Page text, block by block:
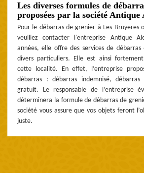
Les diverses formules de
proposées par la société Antique
Pour le débarras de grenier à Les Bruyeres
veuillez contacter l'entreprise Antique
années, elle offre des services de
divers particuliers. Elle est ainsi
cette localité. En effet, l’entreprise
débarras : débarras indemnisé,
gratuit. Le responsable de l’entreprise
déterminera la formule de débarras de
société vous assure que vos objets feront
juste.